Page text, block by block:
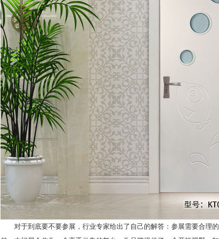
对于到底要不要参展，行业专家给出了自己的解答：参展需要合理